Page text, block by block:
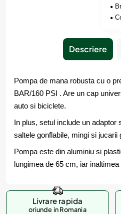
Descriere
Pompa de mana robusta cu o
BAR/160 PSI . Are un cap
auto si biciclete.
In plus, setul include un adaptor
saltele gonflabile, mingi si jucarii
Pompa este din aluminiu si
lungimea de 65 cm, iar
Livrare rapida
oriunde in Romania